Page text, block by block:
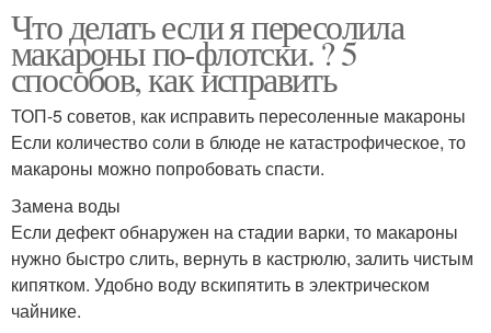
Что делать если я пересолила
макароны по-флотски. ? 5
способов, как исправить
ТОП-5 советов, как исправить пересоленные макароны
Если количество соли в блюде не катастрофическое, то
макароны можно попробовать спасти.
Замена воды
Если дефект обнаружен на стадии варки, то макароны
нужно быстро слить, вернуть в кастрюлю, залить чистым
кипятком. Удобно воду вскипятить в электрическом
чайнике.